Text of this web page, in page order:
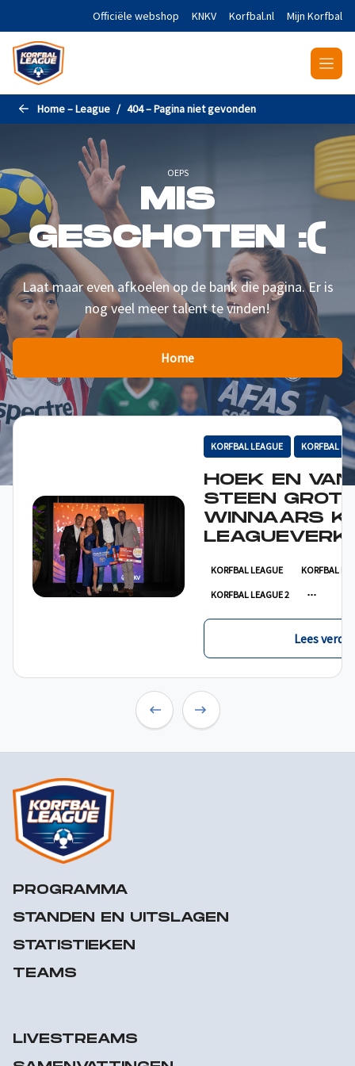
Naar de hoofdinhoud gaanOfficiële webshop KNKV Korfbal.nl Mijn Korfbal
Home – League 404 – Pagina niet gevonden
OEPS
MIS
GESCHOTEN :(
Laat maar even afkoelen op de bank die pagina. Er is
nog veel meer talent te vinden!
Home
KORFBAL LEAGUE KORFBAL
HOEK EN VAN
STEEN
WINNAARS
KORFBAL LEAGUE KORFBAL
KORFBAL LEAGUE 2
Lees verder
PROGRAMMA
STANDEN EN UITSLAGEN
STATISTIEKEN
TEAMS
LIVESTREAMS